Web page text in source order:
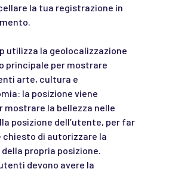
la tua registrazione in
utilizza la geolocalizzazione
principale per mostrare
arte, cultura e
la posizione viene
mostrare la bellezza nelle
posizione dell’utente, per far
chiesto di autorizzare la
propria posizione.
devono avere la